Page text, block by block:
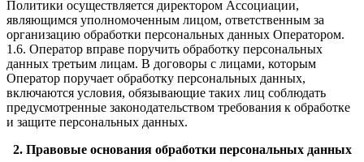
Политики осуществляется директором Ассоциации,
являющимся уполномоченным лицом, ответственным за
организацию обработки персональных данных Оператором.
1.6. Оператор вправе поручить обработку персональных
данных третьим лицам. В договоры с лицами, которым
Оператор поручает обработку персональных данных,
включаются условия, обязывающие таких лиц соблюдать
предусмотренные законодательством требования к обработке
и защите персональных данных.
2. Правовые основания обработки персональных данных